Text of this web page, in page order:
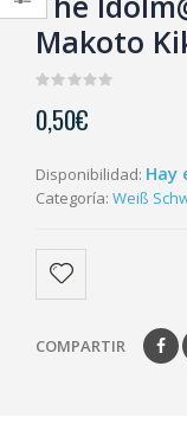
Makoto
out
of
0,50€
Disponibilidad: Hay
Categoría: Weiß
COMPARTIR